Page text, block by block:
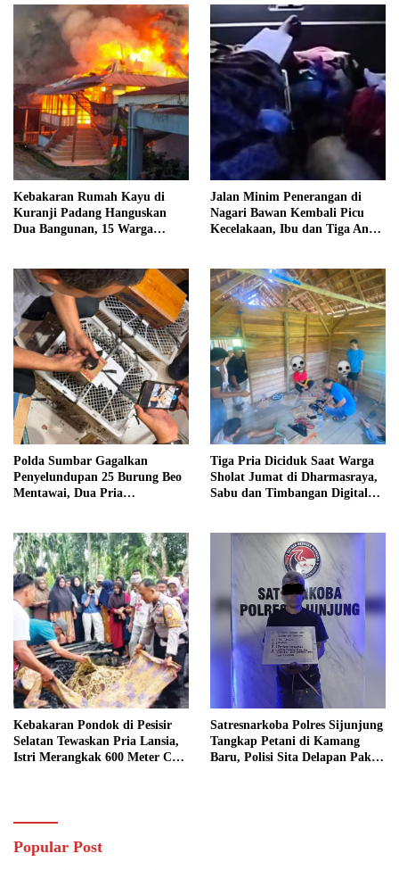
Kebakaran Rumah Kayu di
Kuranji Padang Hanguskan
Dua Bangunan, 15 Warga
Jalan Minim Penerangan di
Nagari Bawan Kembali Picu
Kecelakaan, Ibu dan Tiga Anak
Polda Sumbar Gagalkan
Penyelundupan 25 Burung Beo
Mentawai, Dua Pria
Tiga Pria Diciduk Saat Warga
Sholat Jumat di Dharmasraya,
Sabu dan Timbangan Digital
Kebakaran Pondok di Pesisir
Selatan Tewaskan Pria Lansia,
Istri Merangkak 600 Meter Cari
Satresnarkoba Polres Sijunjung
Tangkap Petani di Kamang
Baru, Polisi Sita Delapan Paket
Popular Post